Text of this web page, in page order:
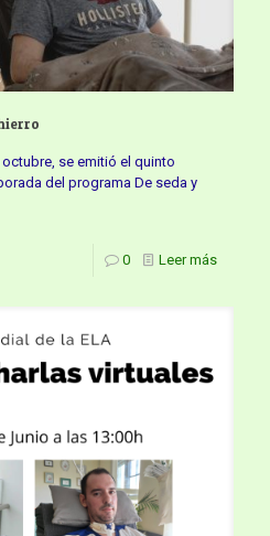
se emitió el quinto
del programa De seda y
0 Leer más